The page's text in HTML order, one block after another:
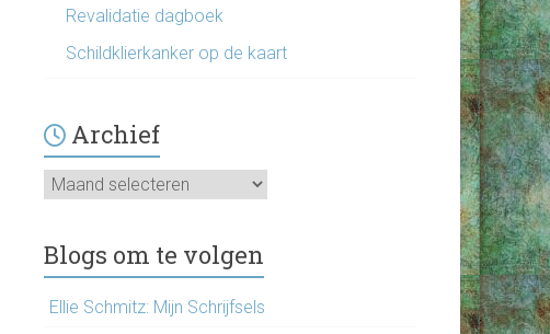
Revalidatie dagboek
Schildklierkanker op de kaart
Archief
Archief
Blogs om te volgen
Ellie Schmitz: Mijn Schrijfsels